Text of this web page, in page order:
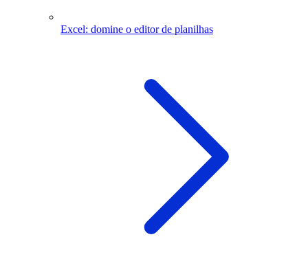
Excel: domine o editor de planilhas